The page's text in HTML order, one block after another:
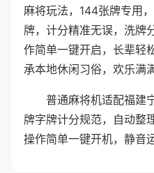
麻将玩法，144张牌专用
牌，计分精准无误，洗牌
作简单一键开启，长辈轻
承本地休闲习俗，欢乐满满
普通麻将机适配福建
牌字牌计分规范，自动整
操作简单一键开机，静音